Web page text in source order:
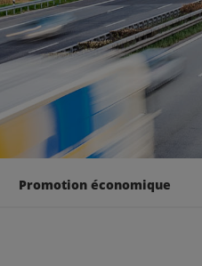
Promotion économique